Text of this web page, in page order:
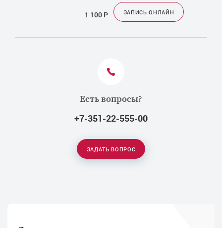
Есть вопросы?
+7-351-22-555-00
ЗАДАТЬ ВОПРОС
1 100 Р ЗАПИСЬ ОНЛАЙН